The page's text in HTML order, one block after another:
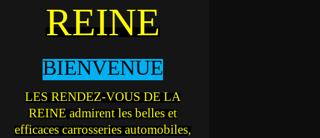
REINE
BIENVENUE
LES RENDEZ-VOUS DE LA
REINE admirent les belles et
efficaces carrosseries automobiles,